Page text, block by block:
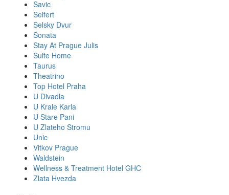
Savic
Seifert
Selsky Dvur
Sonata
Stay At Prague Julis
Suite Home
Taurus
Theatrino
Top Hotel Praha
U Divadla
U Krale Karla
U Stare Pani
U Zlateho Stromu
Unic
Vitkov Prague
Waldstein
Wellness & Treatment Hotel GHC
Zlata Hvezda